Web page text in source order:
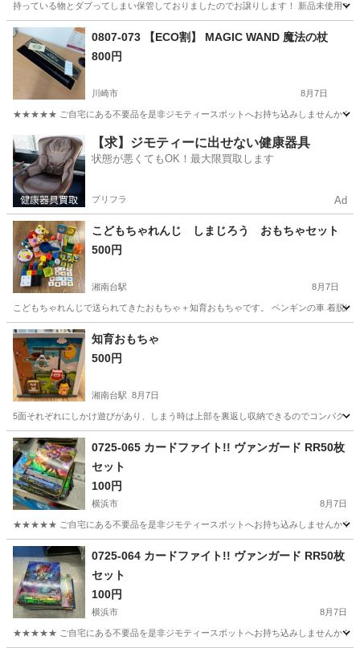
持っている物とダブってしまい保管しておりましたのでお譲りします！ 新品未使用
神奈川 横浜市 0807-073 【ECO割】 MAGIC WAND 魔法の杖
800円
川崎市 8月7日
★★★★★ ご自宅にある不要品を是非ジモティースポットへお持ち込みしませんか？
神奈川 川崎市 おもちゃ 現地
【求】ジモティーに出せない健康器具
状態が悪くてもOK！最大限買取します
プリフラ Ad
こどもちゃれんじ しまじろう おもちゃセット
500円
湘南台駅 8月7日
こどもちゃれんじで送られてきたおもちゃ＋知育おもちゃです。 ペンギンの車 着脱
神奈川 藤沢市 湘南台駅
知育おもちゃ
500円
湘南台駅 8月7日
5面それぞれにしかけ遊びがあり、しまう時は上部を裏返し収納できるのでコンパ
神奈川 藤沢市 おもちゃ 奥行き
0725-065 カードファイト!! ヴァンガード RR50枚
セット
100円
横浜市 8月7日
★★★★★ ご自宅にある不要品を是非ジモティースポットへお持ち込みしませんか？
神奈川 横浜市 カードゲーム ヴァンガード
0725-064 カードファイト!! ヴァンガード RR50枚
セット
100円
横浜市 8月7日
★★★★★ ご自宅にある不要品を是非ジモティースポットへお持ち込みしませんか？